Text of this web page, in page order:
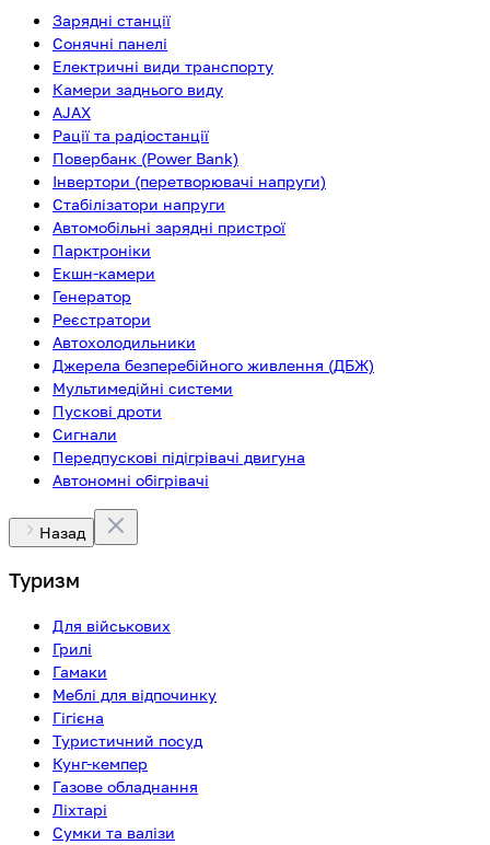
Зарядні станції
Сонячні панелі
Електричні види транспорту
Камери заднього виду
AJAX
Рації та радіостанції
Повербанк (Power Bank)
Інвертори (перетворювачі напруги)
Стабілізатори напруги
Автомобільні зарядні пристрої
Парктроніки
Екшн-камери
Генератор
Реєстратори
Автохолодильники
Джерела безперебійного живлення (ДБЖ)
Мультимедійні системи
Пускові дроти
Сигнали
Передпускові підігрівачі двигуна
Автономні обігрівачі
Назад
Туризм
Для військових
Грилі
Гамаки
Меблі для відпочинку
Гігієна
Туристичний посуд
Кунг-кемпер
Газове обладнання
Ліхтарі
Сумки та валізи